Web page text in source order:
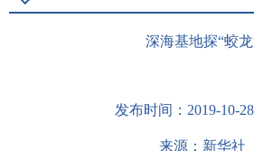
深海基地探“蛟龙
发布时间： 2019-10-
来源： 新华社